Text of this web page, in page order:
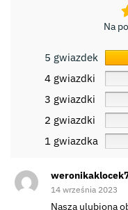
Na
5 gwiazdek
4 gwiazdki
3 gwiazdki
2 gwiazdki
1 gwiazdka
14 września 2023
Nasza ulubiona